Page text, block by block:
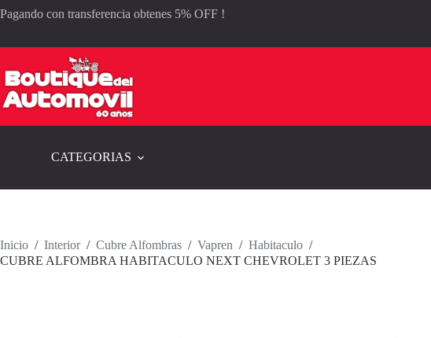
al
Pagando con transferencia obtenes 5% OFF !
CATEGORIAS
Inicio / Interior / Cubre Alfombras / Vapren / Habitaculo /
CUBRE ALFOMBRA HABITACULO NEXT CHEVROLET 3 PIEZAS